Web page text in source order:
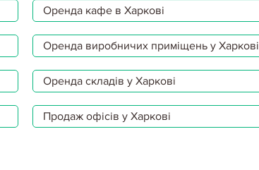
Оренда кафе в Харкові
Оренда виробничих приміщень у Харкові
Оренда складів у Харкові
Продаж офісів у Харкові